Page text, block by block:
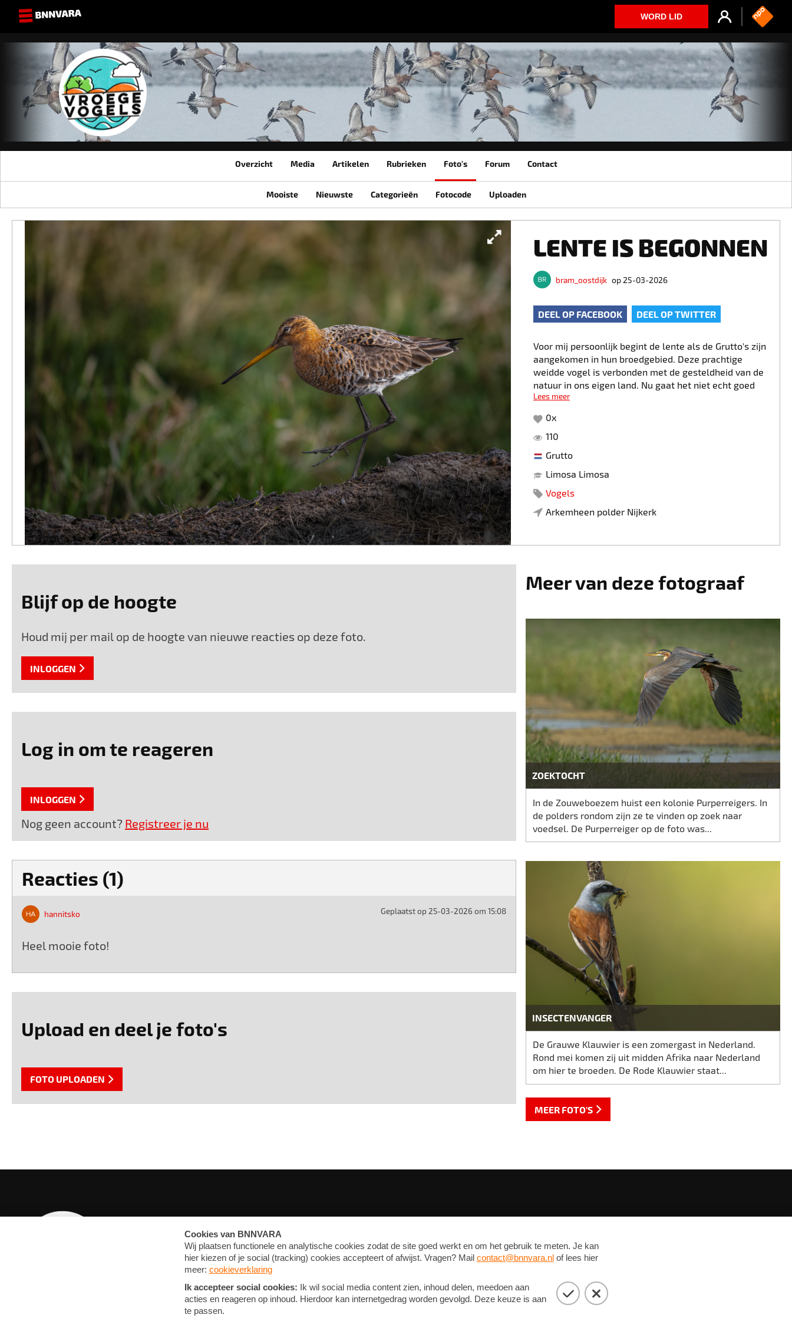
WORD LID
Overzicht Media Artikelen Rubrieken Foto's Forum Contact
Mooiste Nieuwste Categorieën Fotocode Uploaden
LENTE IS BEGONNEN
bram_oostdijk op 25-03-2026
DEEL OP FACEBOOK DEEL OP TWITTER
Voor mij persoonlijk begint de lente als de Grutto's zijn
aangekomen in hun broedgebied. Deze prachtige
weidde vogel is verbonden met de gesteldheid van de
natuur in ons eigen land. Nu gaat het niet echt goed
met de Grutto in Nederland. Ze staan ook op de rode
landbouw. Ook de reis vanuit Afrika naar de
broedgebieden is niet zonder gevaar voor de Grutto.
samenwerking met boeren in de broedgebieden
ontstaan weer nieuwe kansen.
Lees meer
0x
110
Grutto
Limosa Limosa
Vogels
Arkemheen polder Nijkerk
Blijf op de hoogte
Houd mij per mail op de hoogte van nieuwe reacties op deze foto.
INLOGGEN
Log in om te reageren
INLOGGEN
Nog geen account? Registreer je nu
Reacties (1)
hannitsko Geplaatst op 25-03-2026 om 15:08
Heel mooie foto!
Upload en deel je foto's
FOTO UPLOADEN
Meer van deze fotograaf
ZOEKTOCHT
In de Zouweboezem huist een kolonie Purperreigers. In
de polders rondom zijn ze te vinden op zoek naar
voedsel. De Purperreiger op de foto was...
INSECTENVANGER
De Grauwe Klauwier is een zomergast in Nederland.
Rond mei komen zij uit midden Afrika naar Nederland
om hier te broeden. De Rode Klauwier staat...
MEER FOTO'S
OVERZICHT
CONTACT
PRIVACY EN COOKIE STATEMENT